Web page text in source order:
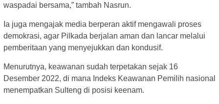
waspadai bersama,” tambah Nasrun.
Ia juga mengajak media berperan aktif mengawali proses
demokrasi, agar Pilkada berjalan aman dan lancar melalui
pemberitaan yang menyejukkan dan kondusif.
Menurutnya, keawanan sudah terpetakan sejak 16
Desember 2022, di mana Indeks Keawanan Pemilih nasional
menempatkan Sulteng di posisi keenam.